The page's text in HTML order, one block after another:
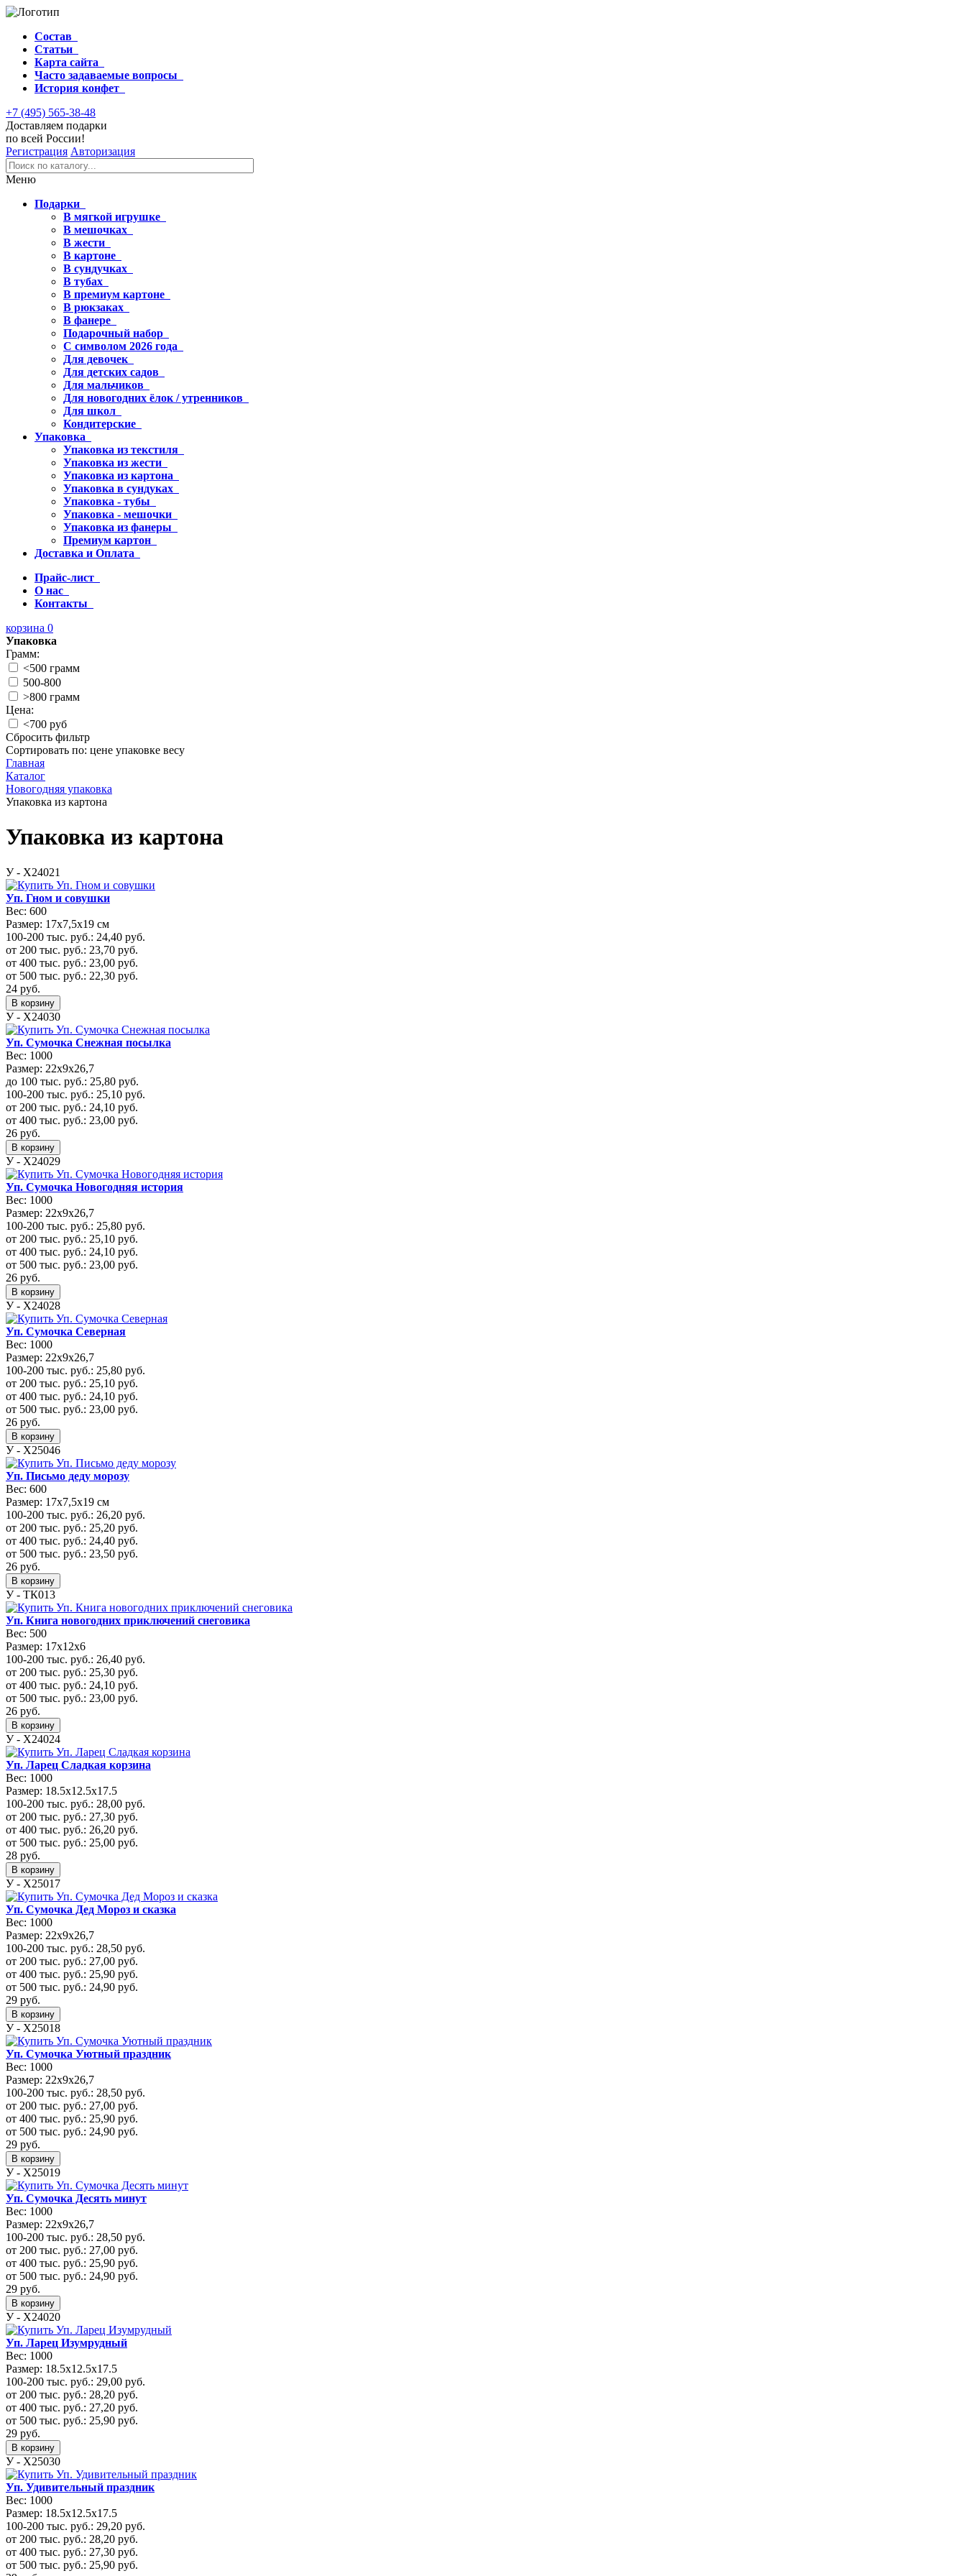
Состав
Статьи
Карта сайта
Часто задаваемые вопросы
История конфет
+7 (495) 565-38-48
Доставляем подарки
по всей России!
Регистрация Авторизация
Меню
Подарки
В мягкой игрушке
В мешочках
В жести
В картоне
В сундучках
В тубах
В премиум картоне
В рюкзаках
В фанере
Подарочный набор
С символом 2026 года
Для девочек
Для детских садов
Для мальчиков
Для новогодних ёлок / утренников
Для школ
Кондитерские
Упаковка
Упаковка из текстиля
Упаковка из жести
Упаковка из картона
Упаковка в сундуках
Упаковка - тубы
Упаковка - мешочки
Упаковка из фанеры
Премиум картон
Доставка и Оплата
Прайс-лист
О нас
Контакты
корзина 0
Упаковка
Грамм:
<500 грамм
500-800
>800 грамм
Цена:
<700 руб
Сбросить фильтр
Сортировать по: цене упаковке весу
Главная
Каталог
Новогодняя упаковка
Упаковка из картона
Упаковка из картона
У - Х24021
Уп. Гном и совушки
Вес: 600
Размер: 17x7,5x19 см
100-200 тыс. руб.: 24,40 руб.
от 200 тыс. руб.: 23,70 руб.
от 400 тыс. руб.: 23,00 руб.
от 500 тыс. руб.: 22,30 руб.
24 руб.
В корзину
У - Х24030
Уп. Сумочка Снежная посылка
Вес: 1000
Размер: 22х9х26,7
до 100 тыс. руб.: 25,80 руб.
100-200 тыс. руб.: 25,10 руб.
от 200 тыс. руб.: 24,10 руб.
от 400 тыс. руб.: 23,00 руб.
26 руб.
В корзину
У - Х24029
Уп. Сумочка Новогодняя история
Вес: 1000
Размер: 22х9х26,7
100-200 тыс. руб.: 25,80 руб.
от 200 тыс. руб.: 25,10 руб.
от 400 тыс. руб.: 24,10 руб.
от 500 тыс. руб.: 23,00 руб.
26 руб.
В корзину
У - Х24028
Уп. Сумочка Северная
Вес: 1000
Размер: 22х9х26,7
100-200 тыс. руб.: 25,80 руб.
от 200 тыс. руб.: 25,10 руб.
от 400 тыс. руб.: 24,10 руб.
от 500 тыс. руб.: 23,00 руб.
26 руб.
В корзину
У - Х25046
Уп. Письмо деду морозу
Вес: 600
Размер: 17x7,5x19 см
100-200 тыс. руб.: 26,20 руб.
от 200 тыс. руб.: 25,20 руб.
от 400 тыс. руб.: 24,40 руб.
от 500 тыс. руб.: 23,50 руб.
26 руб.
В корзину
У - ТК013
Уп. Книга новогодних приключений снеговика
Вес: 500
Размер: 17х12х6
100-200 тыс. руб.: 26,40 руб.
от 200 тыс. руб.: 25,30 руб.
от 400 тыс. руб.: 24,10 руб.
от 500 тыс. руб.: 23,00 руб.
26 руб.
В корзину
У - Х24024
Уп. Ларец Сладкая корзина
Вес: 1000
Размер: 18.5x12.5x17.5
100-200 тыс. руб.: 28,00 руб.
от 200 тыс. руб.: 27,30 руб.
от 400 тыс. руб.: 26,20 руб.
от 500 тыс. руб.: 25,00 руб.
28 руб.
В корзину
У - Х25017
Уп. Сумочка Дед Мороз и сказка
Вес: 1000
Размер: 22х9х26,7
100-200 тыс. руб.: 28,50 руб.
от 200 тыс. руб.: 27,00 руб.
от 400 тыс. руб.: 25,90 руб.
от 500 тыс. руб.: 24,90 руб.
29 руб.
В корзину
У - Х25018
Уп. Сумочка Уютный праздник
Вес: 1000
Размер: 22х9х26,7
100-200 тыс. руб.: 28,50 руб.
от 200 тыс. руб.: 27,00 руб.
от 400 тыс. руб.: 25,90 руб.
от 500 тыс. руб.: 24,90 руб.
29 руб.
В корзину
У - Х25019
Уп. Сумочка Десять минут
Вес: 1000
Размер: 22х9х26,7
100-200 тыс. руб.: 28,50 руб.
от 200 тыс. руб.: 27,00 руб.
от 400 тыс. руб.: 25,90 руб.
от 500 тыс. руб.: 24,90 руб.
29 руб.
В корзину
У - Х24020
Уп. Ларец Изумрудный
Вес: 1000
Размер: 18.5x12.5x17.5
100-200 тыс. руб.: 29,00 руб.
от 200 тыс. руб.: 28,20 руб.
от 400 тыс. руб.: 27,20 руб.
от 500 тыс. руб.: 25,90 руб.
29 руб.
В корзину
У - Х25030
Уп. Удивительный праздник
Вес: 1000
Размер: 18.5x12.5x17.5
100-200 тыс. руб.: 29,20 руб.
от 200 тыс. руб.: 28,20 руб.
от 400 тыс. руб.: 27,30 руб.
от 500 тыс. руб.: 25,90 руб.